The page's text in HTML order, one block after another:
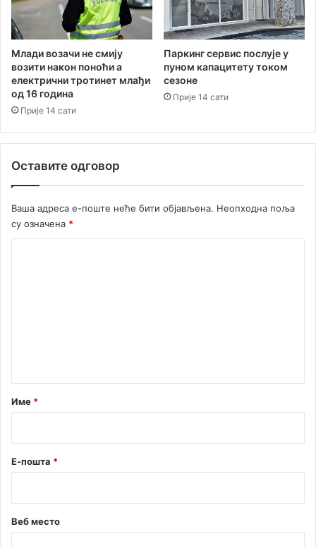
Млади возачи не смију
возити након поноћи а
електрични тротинет млађи
од 16 година
Прије 14 сати
Паркинг сервис послује у
пуном капацитету током
сезоне
Прије 14 сати
Оставите одговор
Ваша адреса е-поште неће бити објављена. Неопходна поља
су означена *
р
Име *
Е-пошта *
Веб место